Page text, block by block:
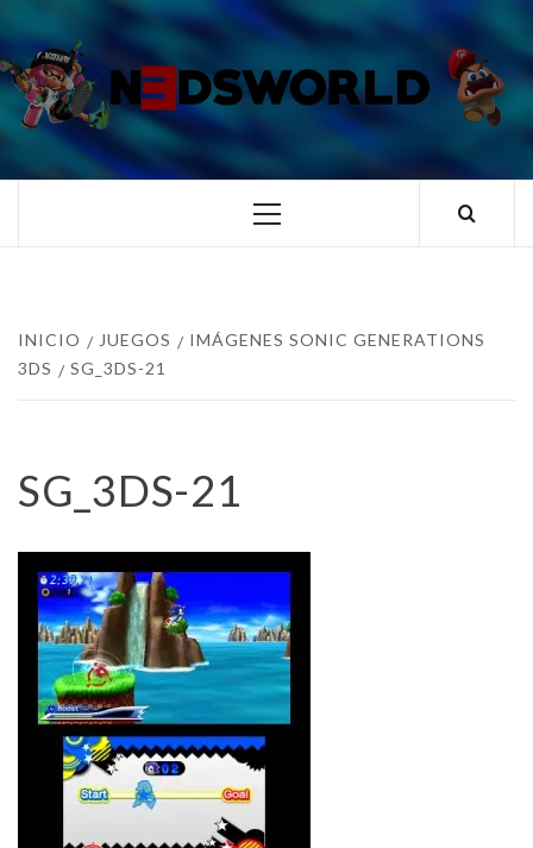
al
contenido
TUS ESPECIALISTAS EN NINTENDO
Menú
INICIO JUEGOS
IMÁGENES SONIC GENERATIONS
3DS
SG_3DS-21
SG_3DS-21